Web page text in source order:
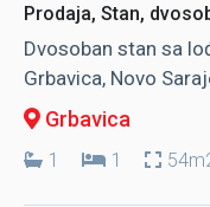
Prodaja, Stan,
Dvosoban stan sa
Grbavica, Novo
Grbavica
1 1